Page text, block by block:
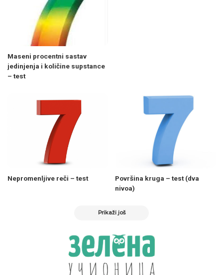
Maseni procentni sastav
jedinjenja i količine supstance
– test
Nepromenljive reči – test
Površina kruga – test (dva
nivoa)
Prikaži još